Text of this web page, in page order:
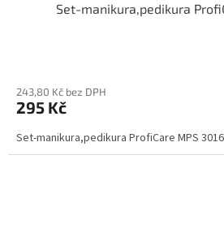
Set-manikura,pedikura
243,80 Kč bez DPH
295 Kč
Set-manikura,pedikura ProfiCare MPS 3016